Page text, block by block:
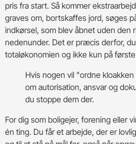
pris fra start. Så kommer
graves om, bortskaffes jord, søges
indkørsel, som blev åbnet uden den
nedenunder. Det er præcis derfor,
totaløkonomien og ikke kun på
Hvis nogen vil "ordne
om autorisation, ansvar og
du stoppe dem der.
For dig som boligejer, forening eller
én ting. Du får et arbejde, der er